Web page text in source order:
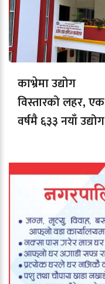
काभ्रेमा उद्योग
विस्तारको लहर, एक
वर्षमै ६३३ नयाँ उद्योग